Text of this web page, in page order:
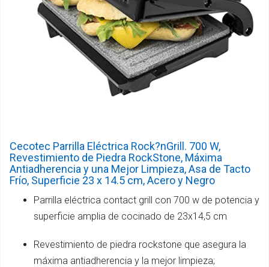
Cecotec Parrilla Eléctrica Rock?nGrill. 700 W,
Revestimiento de Piedra RockStone, Máxima
Antiadherencia y una Mejor Limpieza, Asa de Tacto
Frío, Superficie 23 x 14.5 cm, Acero y Negro
Parrilla eléctrica contact grill con 700 w de potencia y
superficie amplia de cocinado de 23x14,5 cm
Revestimiento de piedra rockstone que asegura la
máxima antiadherencia y la mejor limpieza;